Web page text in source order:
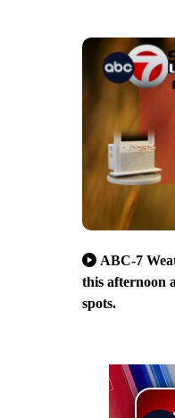
ABC-7
this afternoon
spots.